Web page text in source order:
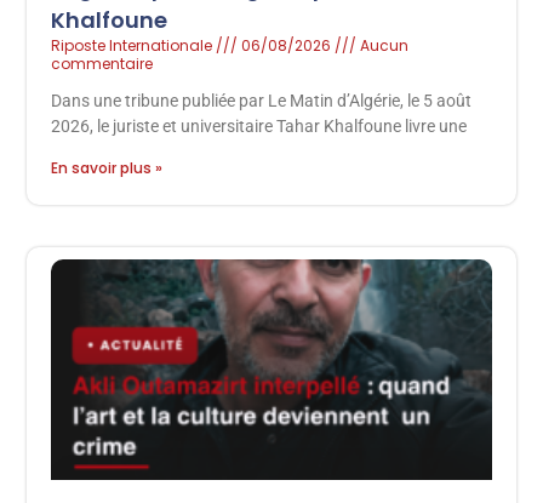
Khalfoune
Riposte Internationale 06/08/2026
Aucun
commentaire
Dans une tribune publiée par Le Matin d’Algérie, le 5 août
2026, le juriste et universitaire Tahar Khalfoune livre une
En savoir plus »